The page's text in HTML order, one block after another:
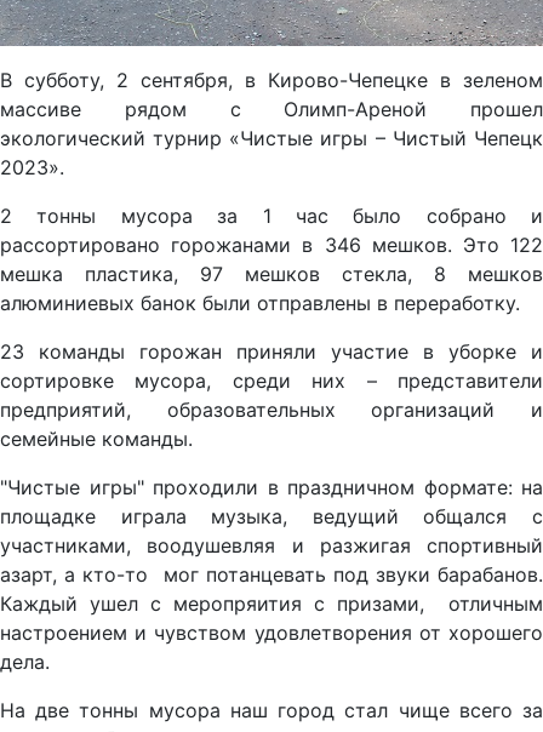
В субботу, 2 сентября, в Кирово-Чепецке в зеленом
массиве рядом с Олимп-Ареной прошел
экологический турнир «Чистые игры – Чистый Чепецк
2023».
2 тонны мусора за 1 час было собрано и
рассортировано горожанами в 346 мешков. Это 122
мешка пластика, 97 мешков стекла, 8 мешков
алюминиевых банок были отправлены в переработку.
23 команды горожан приняли участие в уборке и
сортировке мусора, среди них – представители
предприятий, образовательных организаций и
семейные команды.
"Чистые игры" проходили в праздничном формате: на
площадке играла музыка, ведущий общался с
участниками, воодушевляя и разжигая спортивный
азарт, а кто-то мог потанцевать под звуки барабанов.
Каждый ушел с меропряития с призами, отличным
настроением и чувством удовлетворения от хорошего
дела.
На две тонны мусора наш город стал чище всего за